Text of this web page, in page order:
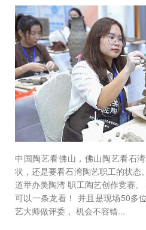
中国陶艺看佛山，佛山陶艺看石
状，还是要看石湾陶艺职工的状
道举办美陶湾 职工陶艺创作竞赛
可以一条龙看！ 并且是现场50多
艺大师做评委， 机会不容错...